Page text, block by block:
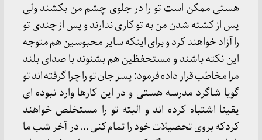
هستی ممکن است تو را در جلوی چشم من بکشند ولی
پس از کشته شدن من به تو کاری ندارند و پس از چندی تو
را آزاد خواهند کرد و برای اینکه سایر محبوسین هم متوجه
این نکته باشند و مستحفظین هم بشنوند با صدای بلند
مرا مخاطب قرار داده فرمود: پسر جان تو را چرا گرفته اند تو
گویا شاگرد مدرسه هستی و در این کارها وارد نبوده ای
یقینا اشتباه کرده اند و البته تو را مستخلص خواهند
کردکه بروی تحصیلات خود را تمام کنی … در آخر شب ما